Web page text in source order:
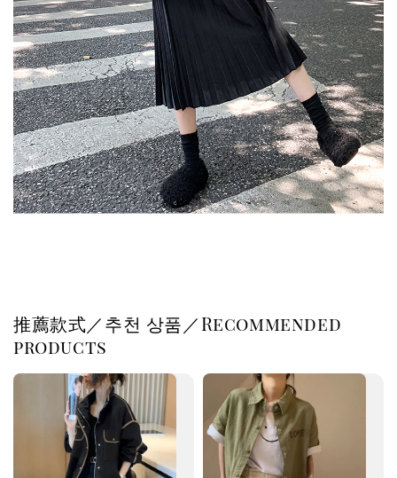
推薦款式／추천 상품／Recommended
products